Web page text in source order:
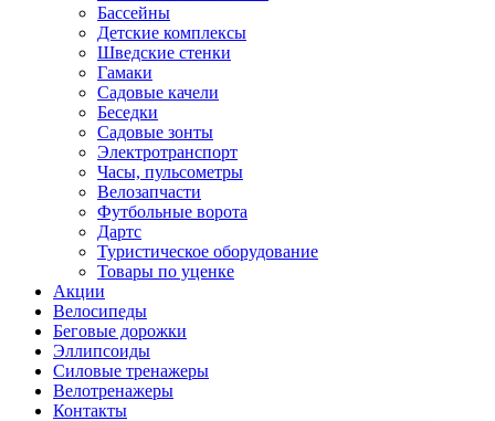
Бассейны
Детские комплексы
Шведские стенки
Гамаки
Садовые качели
Беседки
Садовые зонты
Электротранспорт
Часы, пульсометры
Велозапчасти
Футбольные ворота
Дартс
Туристическое оборудование
Товары по уценке
Акции
Велосипеды
Беговые дорожки
Эллипсоиды
Силовые тренажеры
Велотренажеры
Контакты